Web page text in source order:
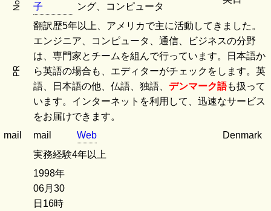
子
ング、コンピュータ
PR
翻訳歴5年以上、アメリカで主に活動してきました。
エンジニア、コンピュータ、通信、ビジネスの分野
は、専門家とチームを組んで行っています。日本語か
ら英語の場合も、エディターがチェックをします。英
語、日本語の他、仏語、独語、 デンマーク語も扱って
います。インターネットを利用して、迅速なサービス
をお届けできます。
mail
mail Web
Denmark
実務経験4年以上
1998年
06月30
日16時